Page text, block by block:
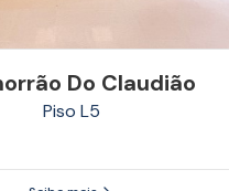
Do Claudião
Piso L5